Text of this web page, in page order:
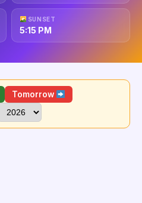
SUNSET
5:15 PM
Tomorrow